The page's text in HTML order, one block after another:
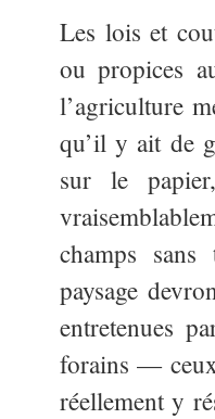
Les lois et
ou propices
l’agriculture
qu’il y ait de
sur le
champs sans
paysage
entretenues
forains —
réellement y